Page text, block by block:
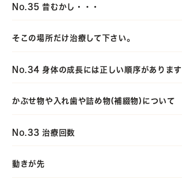
No.35 昔むかし・・・
そこの場所だけ治療して下さい。
No.34 身体の成長には正しい順序があります
かぶせ物や入れ歯や詰め物(補綴物)について
No.33 治療回数
動きが先